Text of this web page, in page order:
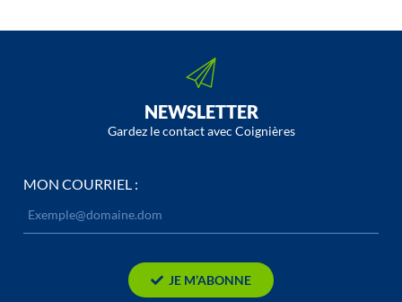
NEWSLETTER
Gardez le contact avec Coignières
MON COURRIEL :
JE M’ABONNE